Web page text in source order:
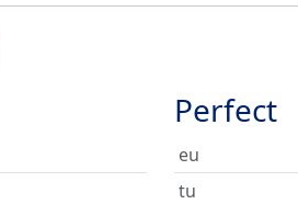
Perfect
eu
tu